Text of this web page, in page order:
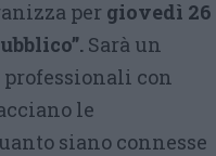
per giovedì 26
Sarà un
con
le
siano connesse